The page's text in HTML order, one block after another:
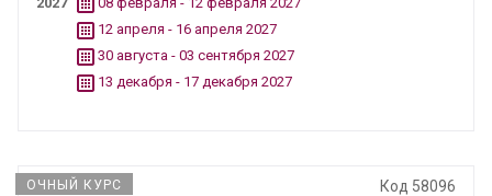
12 апреля - 16 апреля 2027
30 августа - 03 сентября 2027
13 декабря - 17 декабря 2027
ОЧНЫЙ КУРС Код 58096